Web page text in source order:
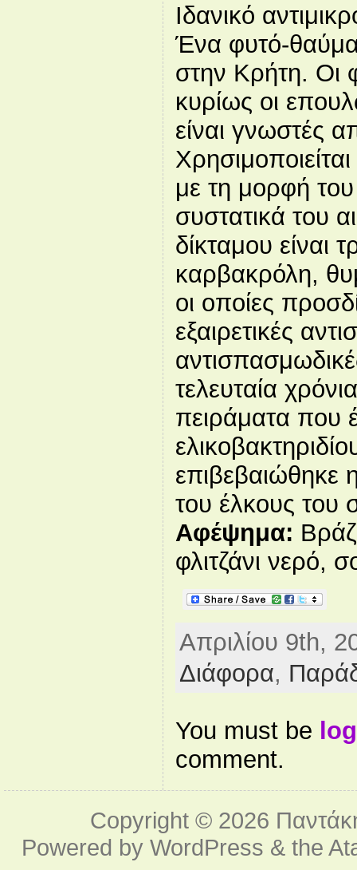
Ιδανικό
Ένα φυτό-
στην Κρήτη. Οι
κυρίως οι
είναι γνωστές
με τη μορφή
συστατικά του
δίκταμου είναι
καρβακρόλη,
οι οποίες
εξαιρετικές
τελευταία
πειράματα που
επιβεβαιώθηκε
του έλκους του
Αφέψημα:
φλιτζάνι νερό,
Απριλίου 9th,
Διάφορα,
You must be
comment.
Copyright © 2026
Powered byWordPress & the